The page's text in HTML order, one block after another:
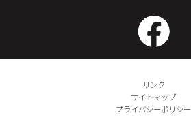
リンク
サイトマップ
プライバシーポリシー